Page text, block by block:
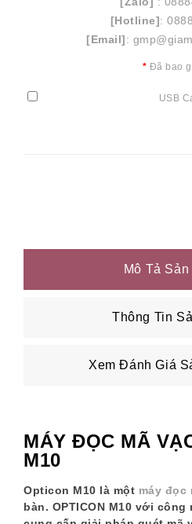
[Hotline]:
[Email]:
Đã bao
USB
Mô Tả
Thông Tin
Xem Đánh Giá
MÁY ĐỌC MÃ
M10
Opticon M10 là một máy đọc
bàn. OPTICON M10 với công